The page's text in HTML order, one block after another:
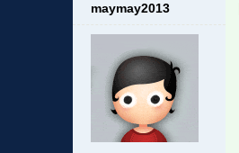
maymay2013